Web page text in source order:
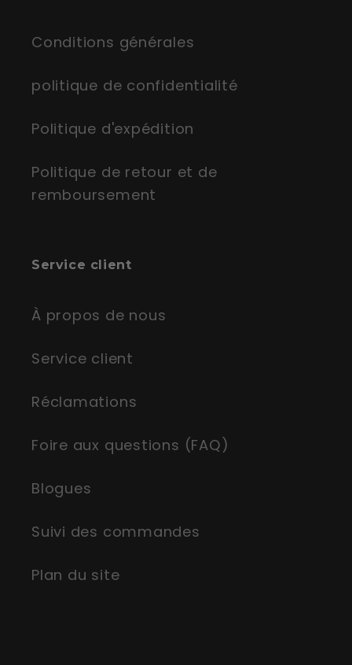
Conditions générales
politique de confidentialité
Politique d'expédition
Politique de retour et de
remboursement
Service client
À propos de nous
Service client
Réclamations
Foire aux questions (FAQ)
Blogues
Suivi des commandes
Plan du site